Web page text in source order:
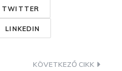
TWITTER
LINKEDIN